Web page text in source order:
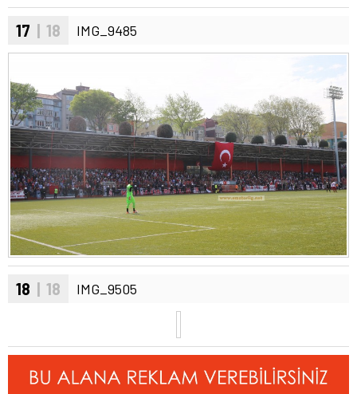
17 | 18 IMG_9485
18 | 18 IMG_9505